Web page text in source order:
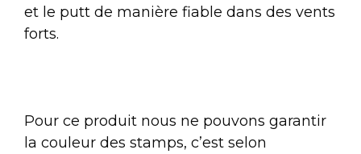
et le putt de manière fiable dans des vents
forts.
Pour ce produit nous ne pouvons garantir
la couleur des stamps, c’est selon